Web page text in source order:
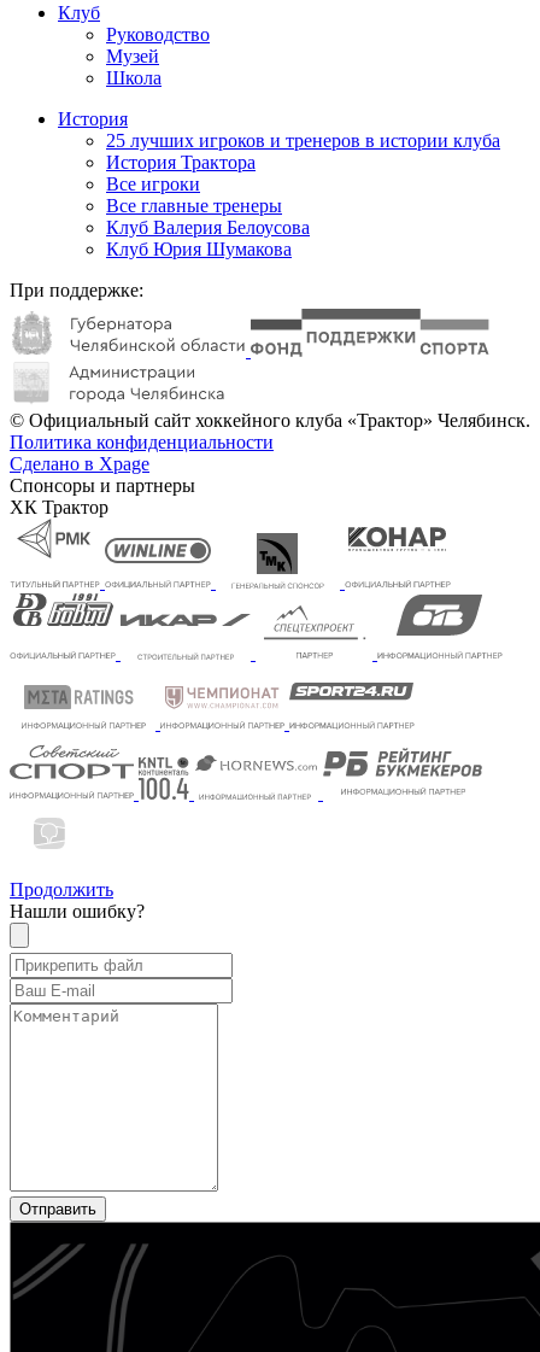
Клуб
Руководство
Музей
Школа
История
25 лучших игроков и тренеров в истории клуба
История Трактора
Все игроки
Все главные тренеры
Клуб Валерия Белоусова
Клуб Юрия Шумакова
При поддержке:
© Официальный сайт хоккейного клуба «Трактор» Челябинск.
Политика конфиденциальности
Сделано в Xpage
Спонсоры и партнеры
ХК Трактор
Продолжить
Нашли ошибку?